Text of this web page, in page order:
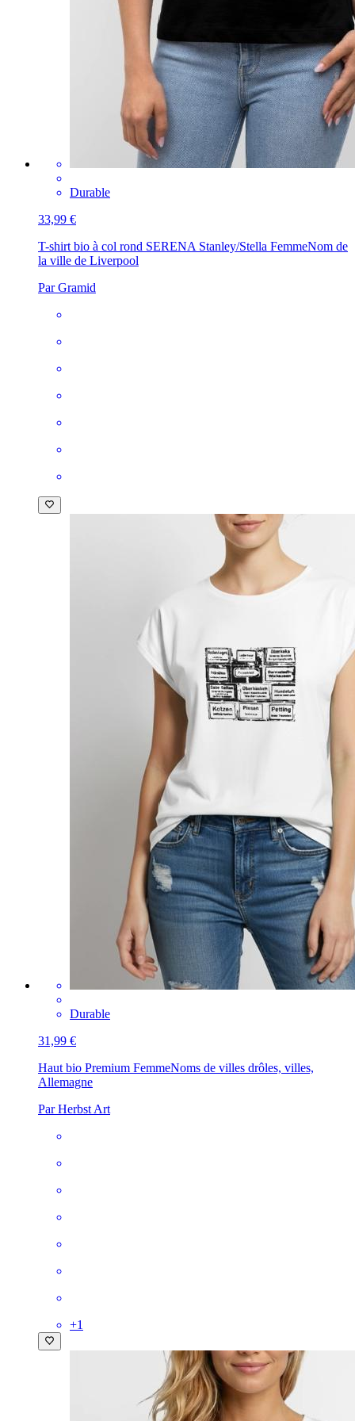
Durable
33,99 €
T-shirt bio à col rond SERENA Stanley/Stella FemmeNom de
la ville de Liverpool
Par Gramid
Durable
31,99 €
Haut bio Premium FemmeNoms de villes drôles, villes,
Allemagne
Par Herbst Art
+1